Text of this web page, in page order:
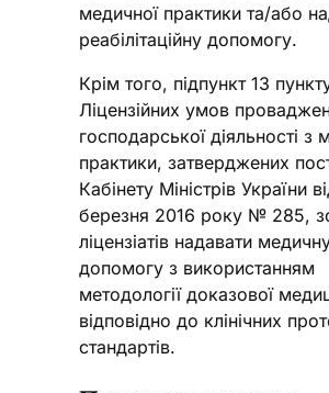
медичної практики та/або
реабілітаційну допомогу.
Крім того, підпункт 13
Ліцензійних умов
господарської діяльності з
практики, затверджених
Кабінету Міністрів України
березня 2016 року № 285,
ліцензіатів надавати
допомогу з використанням
методології доказової
відповідно до клінічних
стандартів.